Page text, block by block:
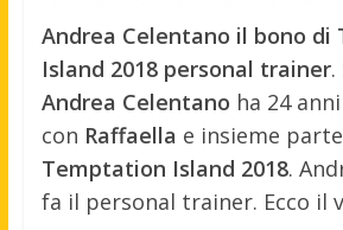
Andrea Celentano il bono di
Island 2018 personal trainer.
Andrea Celentano ha 24
con Raffaella e insieme
Temptation Island 2018.
fa il personal trainer. Ecco il